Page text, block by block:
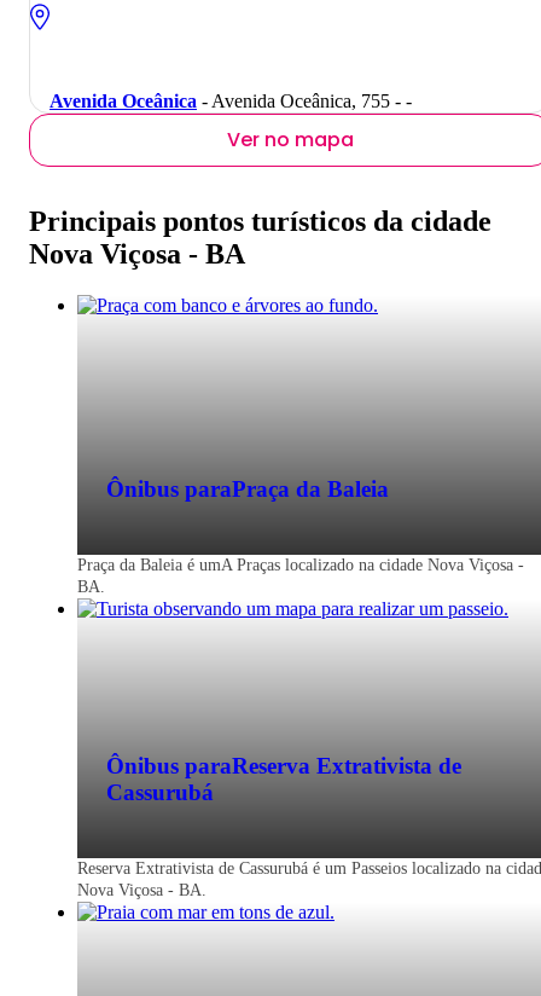
Avenida Oceânica - Avenida Oceânica, 755 - -
Ver no mapa
Principais pontos turísticos da cidade
Nova Viçosa - BA
Ônibus paraPraça da Baleia
Praça da Baleia é umA Praças localizado na cidade Nova Viçosa -
BA.
Ônibus paraReserva Extrativista de
Cassurubá
Reserva Extrativista de Cassurubá é um Passeios localizado na
Nova Viçosa - BA.